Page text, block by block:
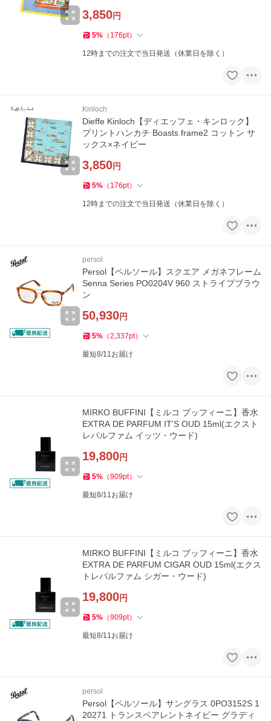
3,850円
5% （ 176pt）
12時までの注文で当日発送（休業日を除く）
Kinloch
Dieffe Kinloch【ディエッフェ・キンロック】
プリントハンカチ Boasts frame2 コットン サ
ックス×ネイビー
3,850円
5% （ 176pt）
12時までの注文で当日発送（休業日を除く）
persol
Persol【ペルソール】スクエア メガネフレーム
Senna Series PO0204V 960 ストライプブラウ
ン
50,930円
5% （2,337pt）
最短8/11お届け
MIRKO BUFFINI【ミルコ ブッフィーニ】香水
EXTRA DE PARFUM IT'S OUD 15ml(エクスト
レパルファム イッツ・ウード)
19,800円
5% （909pt）
最短8/11お届け
MIRKO BUFFINI【ミルコ ブッフィーニ】香水
EXTRA DE PARFUM CIGAR OUD 15ml(エクス
トレパルファム シガー・ウード)
19,800円
5% （909pt）
最短8/11お届け
persol
Persol【ペルソール】サングラス 0PO3152S 1
20271 トランスペアレントネイビー グラディ